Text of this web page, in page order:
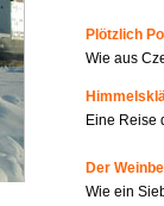
Plötzlich
Wie aus
Eine Reise
Der
Wie ein